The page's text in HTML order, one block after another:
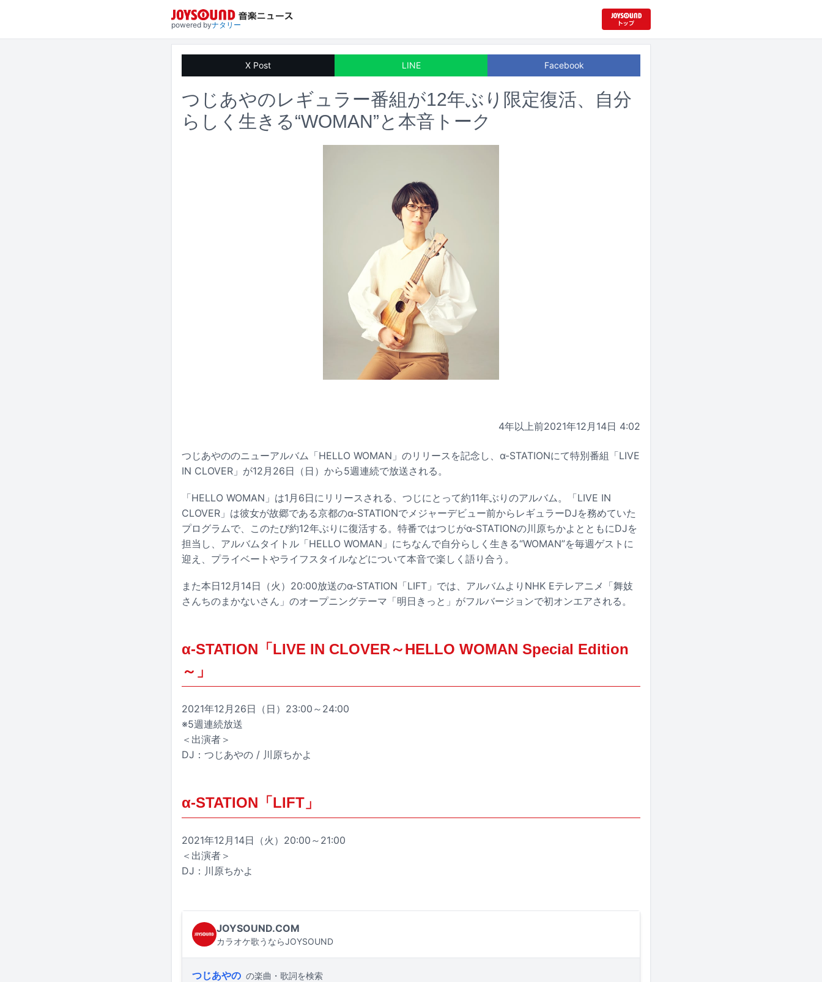
powered byナタリー
X Post LINE Facebook
つじあやのレギュラー番組が12年ぶり限定復活、自分
らしく生きる“WOMAN”と本音トーク
4年以上前2021年12月14日 4:02
つじあやののニューアルバム「HELLO WOMAN」のリリースを記念し、α-STATIONにて特別番組「LIVE
IN CLOVER」が12月26日（日）から5週連続で放送される。
「HELLO WOMAN」は1月6日にリリースされる、つじにとって約11年ぶりのアルバム。「LIVE IN
CLOVER」は彼女が故郷である京都のα-STATIONでメジャーデビュー前からレギュラーDJを務めていた
プログラムで、このたび約12年ぶりに復活する。特番ではつじがα-STATIONの川原ちかよとともにDJを
担当し、アルバムタイトル「HELLO WOMAN」にちなんで自分らしく生きる“WOMAN”を毎週ゲストに
迎え、プライベートやライフスタイルなどについて本音で楽しく語り合う。
また本日12月14日（火）20:00放送のα-STATION「LIFT」では、アルバムよりNHK Eテレアニメ「舞妓
さんちのまかないさん」のオープニングテーマ「明日きっと」がフルバージョンで初オンエアされる。
α-STATION「LIVE IN CLOVER～HELLO WOMAN Special Edition
～」
2021年12月26日（日）23:00～24:00
※5週連続放送
＜出演者＞
DJ：つじあやの / 川原ちかよ
α-STATION「LIFT」
2021年12月14日（火）20:00～21:00
＜出演者＞
DJ：川原ちかよ
JOYSOUND.COM
カラオケ歌うならJOYSOUND
つじあやの の楽曲・歌詞を検索